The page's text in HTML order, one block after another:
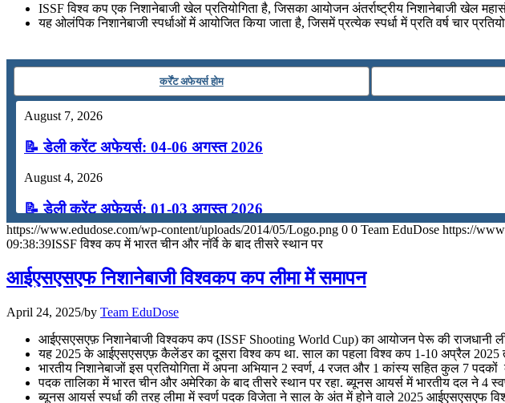
ISSF विश्व कप एक निशानेबाजी खेल प्रतियोगिता है, जिसका आयोजन अंतर्राष्ट्रीय निशानेबाजी खेल
यह ओलंपिक निशानेबाजी स्पर्धाओं में आयोजित किया जाता है, जिसमें प्रत्येक स्पर्धा में प्रति वर्ष चार
कर्रेंट अफेयर्स होम
August 7, 2026
📝 डेली करेंट अफेयर्स: 04-06 अगस्त 2026
August 4, 2026
📝 डेली करेंट अफेयर्स: 01-03 अगस्त 2026
July 31, 2026
📝 डेली करेंट अफेयर्स: 28-31 जुलाई 2026
📝 डेली करेंट अफेयर्स: 25-27 जुलाई 2026
July 25, 2026
📝 डेली करेंट अफेयर्स: 22-24 जुलाई 2026
https://www.edudose.com/wp-content/uploads/2014/05/Logo.png 0 0 Team EduDose https://
09:38:39ISSF विश्व कप में भारत चीन और नॉर्वे के बाद तीसरे स्थान पर
आईएसएसएफ निशानेबाजी विश्वकप कप लीमा में समापन
April 24, 2025/by Team EduDose
आईएसएसएफ़ निशानेबाजी विश्वकप कप (ISSF Shooting World Cup) का आयोजन पेरू की राजधानी
यह 2025 के आईएसएसएफ़ कैलेंडर का दूसरा विश्व कप था. साल का पहला विश्व कप 1-10 अप्रैल 2025
भारतीय निशानेबाजों इस प्रतियोगिता में अपना अभियान 2 स्वर्ण, 4 रजत और 1 कांस्य सहित कुल 7
पदक तालिका में भारत चीन और अमेरिका के बाद तीसरे स्थान पर रहा. ब्यूनस आयर्स में भारतीय दल ने
ब्यूनस आयर्स स्पर्धा की तरह लीमा में स्वर्ण पदक विजेता ने साल के अंत में होने वाले 2025 आईएसएसएफ